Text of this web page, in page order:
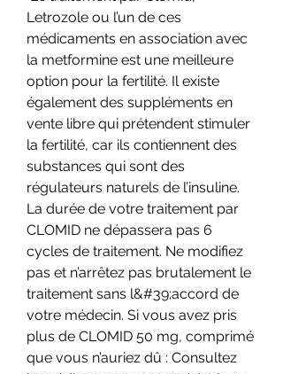
Letrozole ou l’un de ces
médicaments en association avec
la metformine est une meilleure
option pour la fertilité. Il existe
également des suppléments en
vente libre qui prétendent stimuler
la fertilité, car ils contiennent des
substances qui sont des
régulateurs naturels de l’insuline.
La durée de votre traitement par
CLOMID ne dépassera pas 6
cycles de traitement. Ne modifiez
pas et n’arrêtez pas brutalement le
traitement sans l&#39;accord de
votre médecin. Si vous avez pris
plus de CLOMID 50 mg, comprimé
que vous n’auriez dû : Consultez